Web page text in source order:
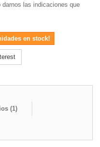
darnos las indicaciones que
en stock!
(1)